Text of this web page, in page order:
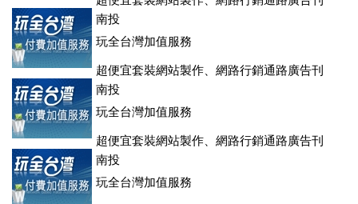
登、訂房系統、客房委託旅行社銷售，全面優惠中....
南投
玩全台灣加值服務
超便宜套裝網站製作、網路行銷通路廣告刊
登、訂房系統、客房委託旅行社銷售，全面優惠中....
南投
玩全台灣加值服務
超便宜套裝網站製作、網路行銷通路廣告刊
登、訂房系統、客房委託旅行社銷售，全面優惠中....
南投
玩全台灣加值服務